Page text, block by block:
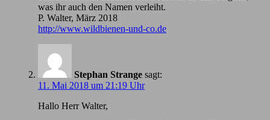
was ihr auch den Namen verleiht.
P. Walter, März 2018
http://www.wildbienen-und-co.de
Stephan Strange sagt:
11. Mai 2018 um 21:19 Uhr
Hallo Herr Walter,